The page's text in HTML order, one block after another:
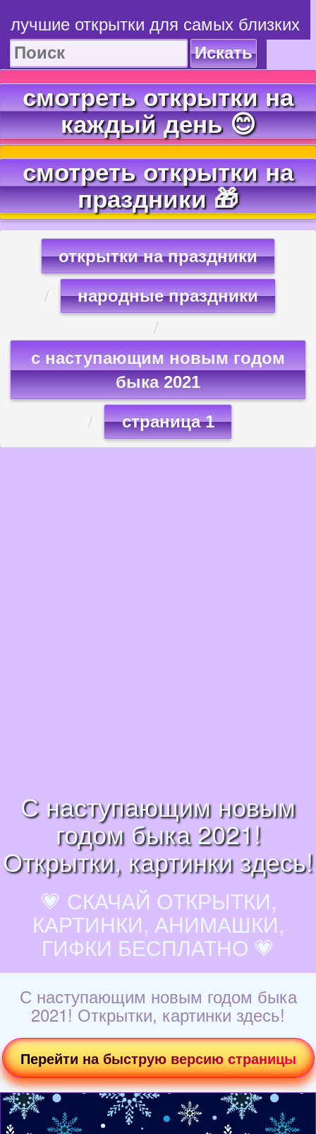
лучшие открытки для самых близких
Искать
смотреть открытки на
каждый день 😊
смотреть открытки на
праздники 🎁
открытки на праздники
народные праздники
с наступающим новым годом
быка 2021
страница 1
С наступающим новым
годом быка 2021!
Открытки, картинки здесь!
💗 СКАЧАЙ ОТКРЫТКИ,
КАРТИНКИ, АНИМАШКИ,
ГИФКИ БЕСПЛАТНО 💗
С наступающим новым годом быка
2021! Открытки, картинки здесь!
Перейти на быструю версию страницы
Загрузка картинки...